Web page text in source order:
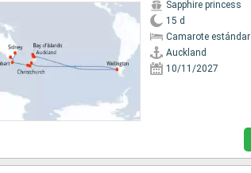
Sapphire princess
15 d
Camarote estándar
Auckland
10/11/2027